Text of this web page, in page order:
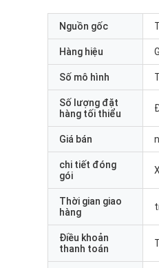
Nguồn gốc
Hàng hiệu
Số mô hình
Số lượng đặt
hàng tối thiểu
Giá bán
chi tiết đóng
gói
Thời gian giao
hàng
Điều khoản
thanh toán